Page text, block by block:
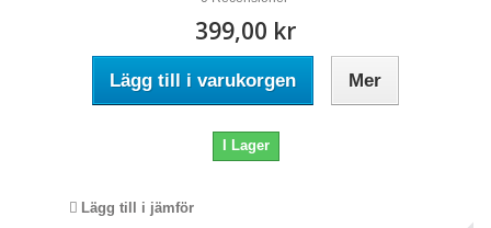
399,00 kr
Lägg till i varukorgen Mer
I Lager
Lägg till i jämför